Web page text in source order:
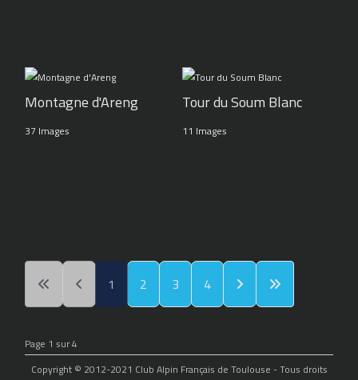
Montagne d'Areng
37 Images
Tour du Soum Blanc
11 Images
1 2 3 4
Page 1 sur 4
Copyright © 2012-2021 Club Alpin Français de Toulouse - Tous droits